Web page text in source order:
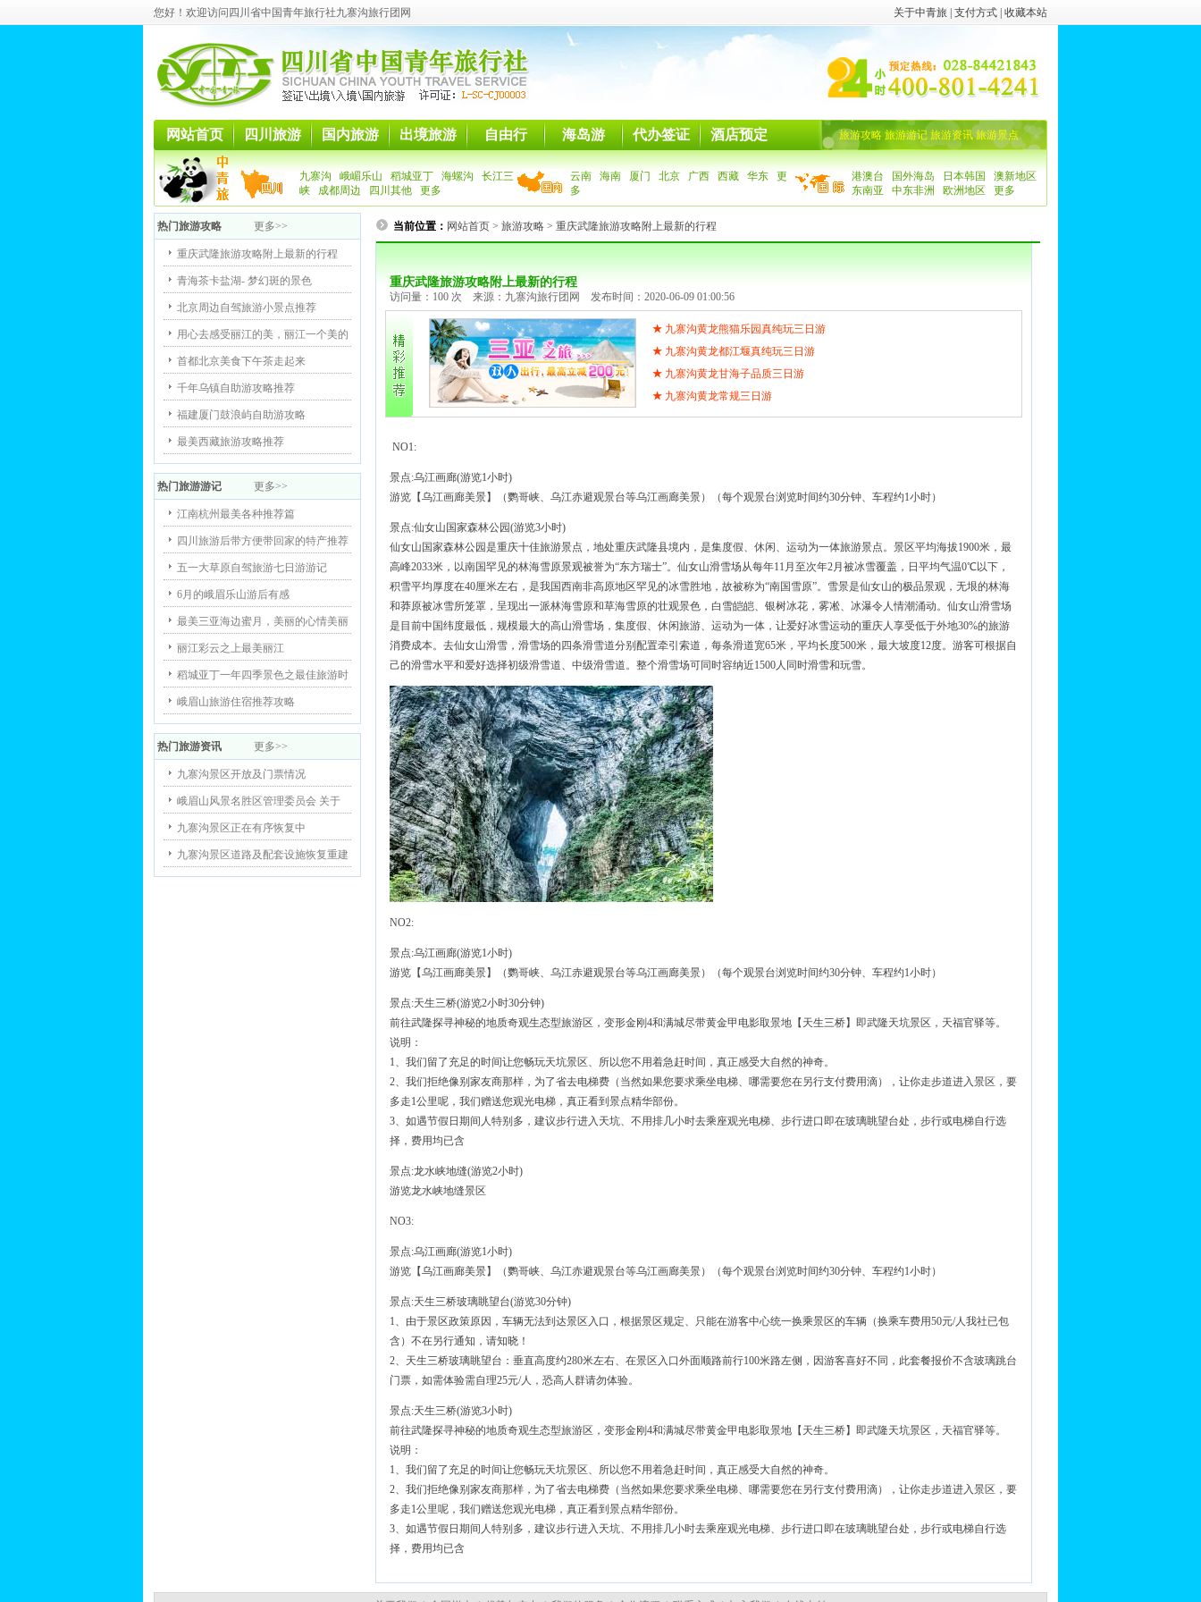
您好！欢迎访问四川省中国青年旅行社九寨沟旅行团网 关于中青旅 支付方式 收藏本站
网站首页 四川旅游 国内旅游 出境旅游 自由行 海岛游 代办签证 酒店预定 旅游攻略 旅游游记 旅游资讯 旅游景点
九寨沟 峨嵋乐山 稻城亚丁 海螺沟
长江三
峡
成都周边 四川其他 更多
云南 海南 厦门 北京 广西 西藏 华东
更
多
港澳台 国外海岛 日本韩国
澳新地区
东南亚
中东非洲 欧洲地区 更多
热门旅游攻略 更多>>
重庆武隆旅游攻略附上最新的行程
青海茶卡盐湖- 梦幻斑的景色
北京周边自驾旅游小景点推荐
用心去感受丽江的美，丽江一个美的
首都北京美食下午茶走起来
千年乌镇自助游攻略推荐
福建厦门鼓浪屿自助游攻略
最美西藏旅游攻略推荐
热门旅游游记 更多>>
江南杭州最美各种推荐篇
四川旅游后带方便带回家的特产推荐
五一大草原自驾旅游七日游游记
6月的峨眉乐山游后有感
最美三亚海边蜜月，美丽的心情美丽
丽江彩云之上最美丽江
稻城亚丁一年四季景色之最佳旅游时
峨眉山旅游住宿推荐攻略
热门旅游资讯 更多>>
九寨沟景区开放及门票情况
峨眉山风景名胜区管理委员会 关于
九寨沟景区正在有序恢复中
九寨沟景区道路及配套设施恢复重建
当前位置： 网站首页 > 旅游攻略 > 重庆武隆旅游攻略附上最新的行程
重庆武隆旅游攻略附上最新的行程
访问量：100 次 来源：九寨沟旅行团网 发布时间：2020-06-09 01:00:56
★ 九寨沟黄龙熊猫乐园真纯玩三日游
★ 九寨沟黄龙都江堰真纯玩三日游
★ 九寨沟黄龙甘海子品质三日游
★ 九寨沟黄龙常规三日游
NO1:
景点:乌江画廊(游览1小时)
游览【乌江画廊美景】（鹦哥峡、乌江赤避观景台等乌江画廊美景）（每个观景台浏览时间约30分钟、车程约1小时）
景点:仙女山国家森林公园(游览3小时)
仙女山国家森林公园是重庆十佳旅游景点，地处重庆武隆县境内，是集度假、休闲、运动为一体旅游景点。景区平均海拔1900米，最
高峰2033米，以南国罕见的林海雪原景观被誉为“东方瑞士”。仙女山滑雪场从每年11月至次年2月被冰雪覆盖，日平均气温0℃以下，
积雪平均厚度在40厘米左右，是我国西南非高原地区罕见的冰雪胜地，故被称为“南国雪原”。雪景是仙女山的极品景观，无垠的林海
和莽原被冰雪所笼罩，呈现出一派林海雪原和草海雪原的壮观景色，白雪皑皑、银树冰花，雾凇、冰瀑令人情潮涌动。仙女山滑雪场
是目前中国纬度最低，规模最大的高山滑雪场，集度假、休闲旅游、运动为一体，让爱好冰雪运动的重庆人享受低于外地30%的旅游
消费成本。去仙女山滑雪，滑雪场的四条滑雪道分别配置牵引索道，每条滑道宽65米，平均长度500米，最大坡度12度。游客可根据自
己的滑雪水平和爱好选择初级滑雪道、中级滑雪道。整个滑雪场可同时容纳近1500人同时滑雪和玩雪。
NO2:
景点:乌江画廊(游览1小时)
游览【乌江画廊美景】（鹦哥峡、乌江赤避观景台等乌江画廊美景）（每个观景台浏览时间约30分钟、车程约1小时）
景点:天生三桥(游览2小时30分钟)
前往武隆探寻神秘的地质奇观生态型旅游区，变形金刚4和满城尽带黄金甲电影取景地【天生三桥】即武隆天坑景区，天福官驿等。
说明：
1、我们留了充足的时间让您畅玩天坑景区、所以您不用着急赶时间，真正感受大自然的神奇。
2、我们拒绝像别家友商那样，为了省去电梯费（当然如果您要求乘坐电梯、哪需要您在另行支付费用滴），让你走步道进入景区，要
多走1公里呢，我们赠送您观光电梯，真正看到景点精华部份。
3、如遇节假日期间人特别多，建议步行进入天坑、不用排几小时去乘座观光电梯、步行进口即在玻璃眺望台处，步行或电梯自行选
择，费用均已含
景点:龙水峡地缝(游览2小时)
游览龙水峡地缝景区
NO3:
景点:乌江画廊(游览1小时)
游览【乌江画廊美景】（鹦哥峡、乌江赤避观景台等乌江画廊美景）（每个观景台浏览时间约30分钟、车程约1小时）
景点:天生三桥玻璃眺望台(游览30分钟)
1、由于景区政策原因，车辆无法到达景区入口，根据景区规定、只能在游客中心统一换乘景区的车辆（换乘车费用50元/人我社已包
含）不在另行通知，请知晓！
2、天生三桥玻璃眺望台：垂直高度约280米左右、在景区入口外面顺路前行100米路左侧，因游客喜好不同，此套餐报价不含玻璃跳台
门票，如需体验需自理25元/人，恐高人群请勿体验。
景点:天生三桥(游览3小时)
前往武隆探寻神秘的地质奇观生态型旅游区，变形金刚4和满城尽带黄金甲电影取景地【天生三桥】即武隆天坑景区，天福官驿等。
说明：
1、我们留了充足的时间让您畅玩天坑景区、所以您不用着急赶时间，真正感受大自然的神奇。
2、我们拒绝像别家友商那样，为了省去电梯费（当然如果您要求乘坐电梯、哪需要您在另行支付费用滴），让你走步道进入景区，要
多走1公里呢，我们赠送您观光电梯，真正看到景点精华部份。
3、如遇节假日期间人特别多，建议步行进入天坑、不用排几小时去乘座观光电梯、步行进口即在玻璃眺望台处，步行或电梯自行选
择，费用均已含